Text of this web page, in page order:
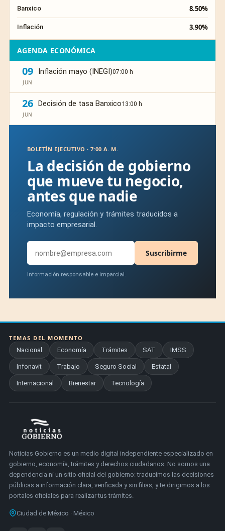
Banxico 8.50%
Inflación 3.90%
AGENDA ECONÓMICA
09
JUN
Inflación mayo (INEGI)07:00 h
26
JUN
Decisión de tasa Banxico13:00 h
BOLETÍN EJECUTIVO · 7:00 A. M.
La decisión de gobierno
que mueve tu negocio,
antes que nadie
Economía, regulación y trámites traducidos a
impacto empresarial.
Suscribirme
Información responsable e imparcial.
TEMAS DEL MOMENTO
Nacional
Economía Trámites SAT IMSS
Infonavit Trabajo Seguro Social Estatal
Internacional Bienestar Tecnología
Noticias Gobierno es un medio digital independiente especializado en
gobierno, economía, trámites y derechos ciudadanos. No somos una
dependencia ni un sitio oficial del gobierno: traducimos las decisiones
públicas a información clara, verificada y sin filias, y te dirigimos a los
portales oficiales para realizar tus trámites.
Ciudad de México · México